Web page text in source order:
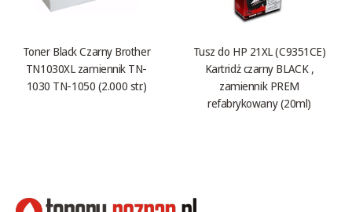
Toner Black Czarny Brother
TN1030XL zamiennik TN-
1030 TN-1050 (2.000 str.)
Tusz do HP 21XL (C9351CE)
Kartridż czarny BLACK ,
zamiennik PREM
refabrykowany (20ml)